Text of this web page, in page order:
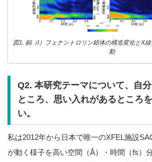
図1. 銅（I）フェナントロリン錯体の構造変化とX
動
Q2. 本研究テーマについて、自
ところ、思い入れがあるところ
い。
私は2012年から日本で唯一のXFEL施設
が動く様子を高い空間（Å）・時間（fs）